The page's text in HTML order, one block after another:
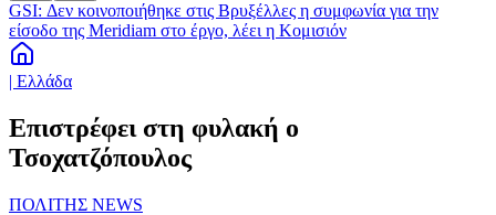
GSI: Δεν κοινοποιήθηκε στις Βρυξέλλες η συμφωνία για την
είσοδο της Meridiam στο έργο, λέει η Κομισιόν
| Ελλάδα
Επιστρέφει στη φυλακή ο
Τσοχατζόπουλος
ΠΟΛΙΤΗΣ NEWS